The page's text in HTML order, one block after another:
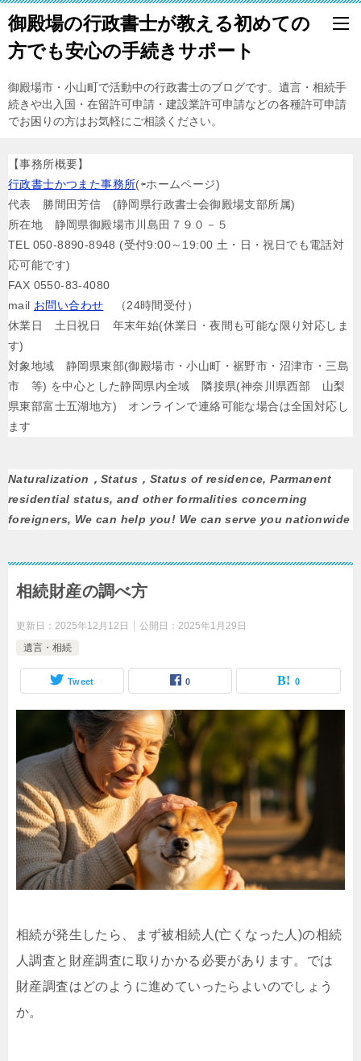
御殿場の行政書士が教える初めての
方でも安心の手続きサポート
御殿場市・小山町で活動中の行政書士のブログです。遺言・相続手
続きや出入国・在留許可申請・建設業許可申請などの各種許可申請
でお困りの方はお気軽にご相談ください。
【事務所概要】
行政書士かつまた事務所(⇦ホームページ)
代表 勝間田芳信 (静岡県行政書士会御殿場支部所属)
所在地 静岡県御殿場市川島田７９０－５
TEL 050-8890-8948 (受付9:00～19:00 土・日・祝日でも電話対
応可能です)
FAX 0550-83-4080
mail お問い合わせ （24時間受付）
休業日 土日祝日 年末年始(休業日・夜間も可能な限り対応しま
す)
対象地域 静岡県東部(御殿場市・小山町・裾野市・沼津市・三島
市 等) を中心とした静岡県内全域 隣接県(神奈川県西部 山梨
県東部富士五湖地方) オンラインで連絡可能な場合は全国対応し
ます
Naturalization，Status，Status of residence, Parmanent
residential status, and other formalities concerning
foreigners, We can help you! We can serve you nationwide
相続財産の調べ方
更新日： 2025年12月12日 公開日： 2025年1月29日
遺言・相続
Tweet 0 0
相続が発生したら、まず被相続人(亡くなった人)の相続
人調査と財産調査に取りかかる必要があります。では
財産調査はどのように進めていったらよいのでしょう
か。